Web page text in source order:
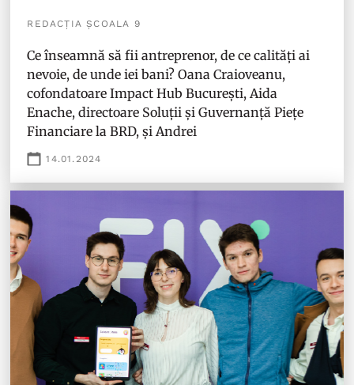
REDACȚIA ȘCOALA 9
Ce înseamnă să fii antreprenor, de ce calități ai
nevoie, de unde iei bani? Oana Craioveanu,
cofondatoare Impact Hub București, Aida
Enache, directoare Soluții și Guvernanță Piețe
Financiare la BRD, și Andrei
14.01.2024